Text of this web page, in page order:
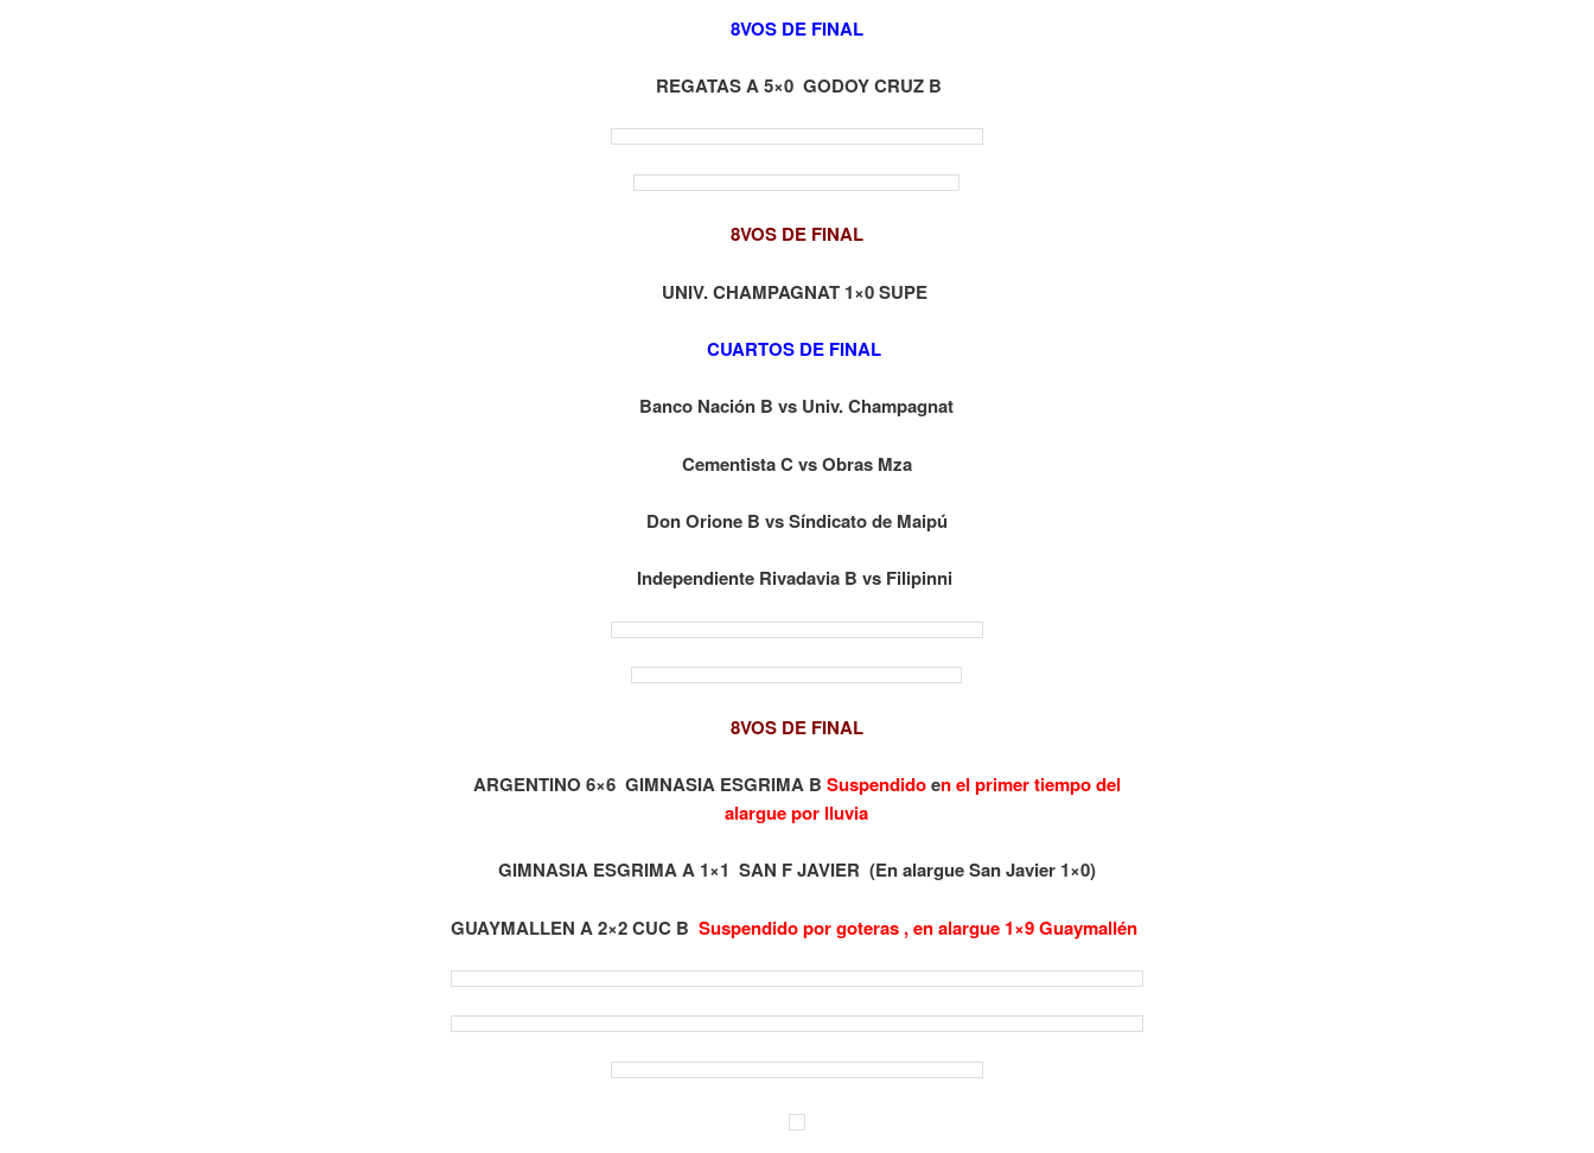
8VOS DE FINAL
REGATAS A 5×0 GODOY CRUZ B
8VOS DE FINAL
UNIV. CHAMPAGNAT 1×0 SUPE
CUARTOS DE FINAL
Banco Nación B vs Univ. Champagnat
Cementista C vs Obras Mza
Don Orione B vs Síndicato de Maipú
Independiente Rivadavia B vs Filipinni
8VOS DE FINAL
ARGENTINO 6×6 GIMNASIA ESGRIMA B Suspendidoen el primer tiempo del
alargue por lluvia
GIMNASIA ESGRIMA A 1×1 SAN F JAVIER (En alargue San Javier 1×0)
GUAYMALLEN A 2×2 CUC B Suspendido por goteras , en alargue 1×9 Guaymallén